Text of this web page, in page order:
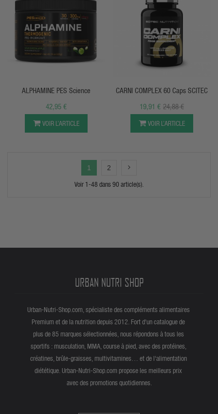
ALPHAMINE PES Science
42,95 €
VOIR L’ARTICLE
APERÇU RAPIDE
CARNI COMPLEX 60 Caps SCITEC
24,88 €
19,91 €
VOIR L’ARTICLE
1 2
Voir 1-48 dans 90 article(s).
URBAN NUTRI SHOP
Urban-Nutri-Shop.com, spécialiste des compléments alimentaires
Premium et de la nutrition depuis 2012. Fort d'un catalogue de
plus de 85 marques sélectionnées, nous répondons à tous les
sportifs : musculation, MMA, course à pied, avec des protéines,
créatines, brûle-graisses, multivitamines… et de l'alimentation
diététique. Urban-Nutri-Shop.com propose les meilleurs prix
avec des promotions quotidiennes.